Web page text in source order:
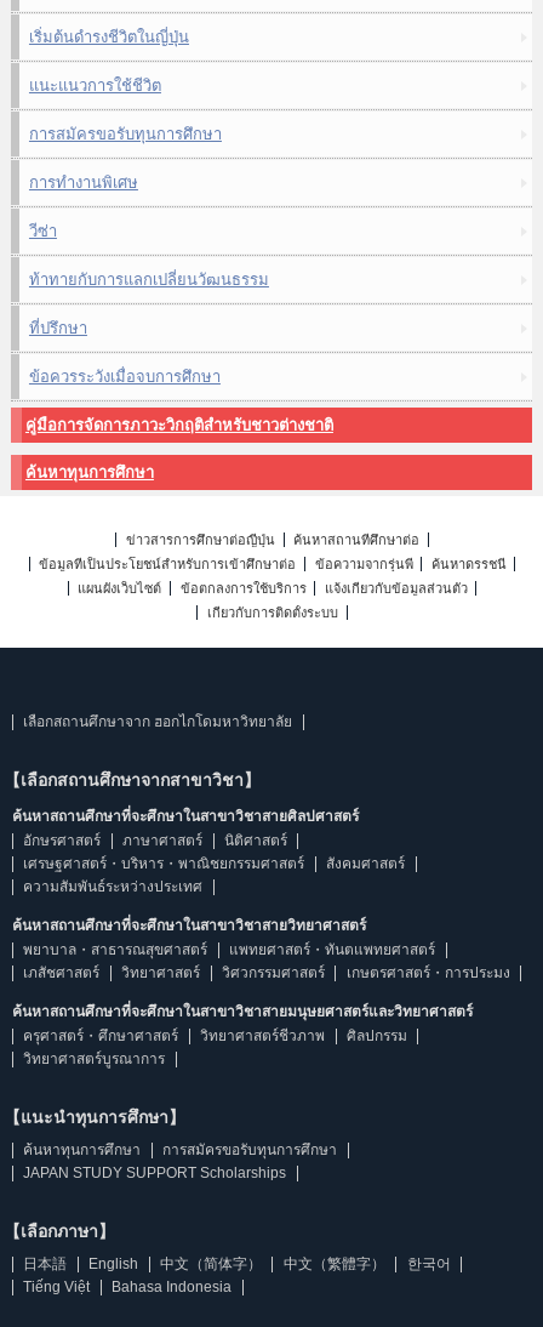
เริ่มต้นดำรงชีวิตในญี่ปุ่น
แนะแนวการใช้ชีวิต
การสมัครขอรับทุนการศึกษา
การทำงานพิเศษ
วีซ่า
ท้าทายกับการแลกเปลี่ยนวัฒนธรรม
ที่ปรึกษา
ข้อควรระวังเมื่อจบการศึกษา
คู่มือการจัดการภาวะวิกฤติสำหรับชาวต่างชาติ
ค้นหาทุนการศึกษา
ข่าวสารการศึกษาต่อญี่ปุ่น
ค้นหาสถานที่ศึกษาต่อ
ข้อมูลที่เป็นประโยชน์สำหรับการเข้าศึกษาต่อ
ข้อความจากรุ่นพี่
ค้นหาดรรชนี
แผนผังเว็บไซต์
ข้อตกลงการใช้บริการ
แจ้งเกี่ยวกับข้อมูลส่วนตัว
เกี่ยวกับการติดตั้งระบบ
เลือกสถานศึกษาจาก ฮอกไกโดมหาวิทยาลัย
【เลือกสถานศึกษาจากสาขาวิชา】
ค้นหาสถานศึกษาที่จะศึกษาในสาขาวิชาสายศิลปศาสตร์
อักษรศาสตร์
ภาษาศาสตร์
นิติศาสตร์
เศรษฐศาสตร์・บริหาร・พาณิชยกรรมศาสตร์
สังคมศาสตร์
ความสัมพันธ์ระหว่างประเทศ
ค้นหาสถานศึกษาที่จะศึกษาในสาขาวิชาสายวิทยาศาสตร์
พยาบาล・สาธารณสุขศาสตร์
แพทยศาสตร์・ทันตแพทยศาสตร์
เภสัชศาสตร์
วิทยาศาสตร์ วิศวกรรมศาสตร์ เกษตรศาสตร์・การประมง
ค้นหาสถานศึกษาที่จะศึกษาในสาขาวิชาสายมนุษยศาสตร์และวิทยาศาสตร์
ครุศาสตร์・ศึกษาศาสตร์
วิทยาศาสตร์ชีวภาพ
ศิลปกรรม
วิทยาศาสตร์บูรณาการ
【แนะนำทุนการศึกษา】
ค้นหาทุนการศึกษา
การสมัครขอรับทุนการศึกษา
JAPAN STUDY SUPPORT Scholarships
【เลือกภาษา】
日本語 English 中文（简体字） 中文（繁體字）
한국어
Tiếng Việt
Bahasa Indonesia